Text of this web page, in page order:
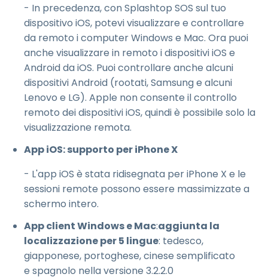
- In precedenza, con Splashtop SOS sul tuo
dispositivo iOS, potevi visualizzare e controllare
da remoto i computer Windows e Mac. Ora puoi
anche visualizzare in remoto i dispositivi iOS e
Android da iOS. Puoi controllare anche alcuni
dispositivi Android (rootati, Samsung e alcuni
Lenovo e LG). Apple non consente il controllo
remoto dei dispositivi iOS, quindi è possibile solo la
visualizzazione remota.
App iOS: supporto per iPhone X
- L'app iOS è stata ridisegnata per iPhone X e le
sessioni remote possono essere massimizzate a
schermo intero.
App client Windows e Mac:aggiunta la
localizzazione per 5 lingue: tedesco,
giapponese, portoghese, cinese semplificato
e spagnolo nella versione 3.2.2.0